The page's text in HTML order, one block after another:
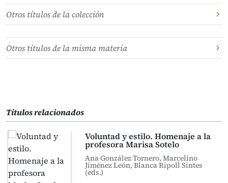
Otros títulos de la colección
Otros títulos de la misma materia
Títulos relacionados
Voluntad y estilo. Homenaje a la
profesora Marisa Sotelo
Ana González Tornero, Marcelino
Jiménez León, Blanca Ripoll Sintes
(eds.)